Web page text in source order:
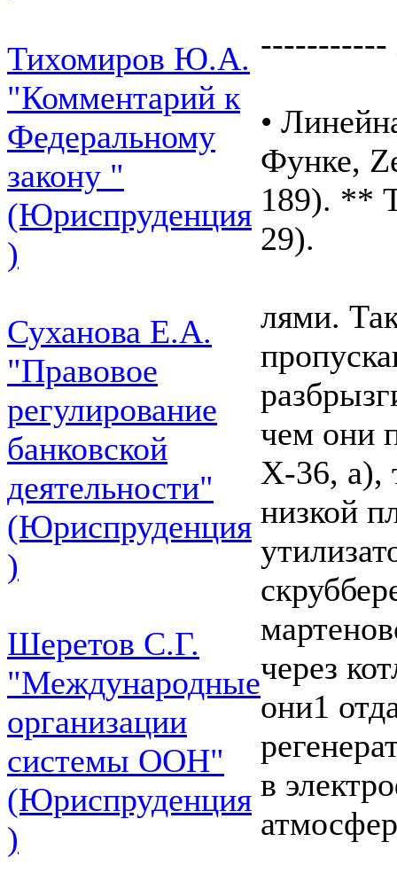
Тихомиров Ю.А.
"Комментарий к
Федеральному
закону "
(Юриспруденция
)
Суханова Е.А.
"Правовое
регулирование
банковской
деятельности"
(Юриспруденция
)
Шеретов С.Г.
"Международные
организации
системы ООН"
(Юриспруденция
)
-----------
•
Функе,
189). **
29).
лями.
чем они
Х-36, а),
низкой
через
они1
в